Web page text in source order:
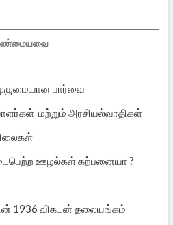
பார்வை
மற்றும் அரசியல்வாதிகள்
ஊழல்கள் கற்பனையா ?
1936 விகடன் தலையங்கம்